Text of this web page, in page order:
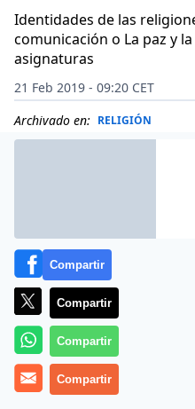
Identidades de las
comunicación o La paz y
asignaturas
21 Feb 2019 - 09:20 CET
Archivado en: RELIGIÓN
Compartir
Compartir
Compartir
Compartir